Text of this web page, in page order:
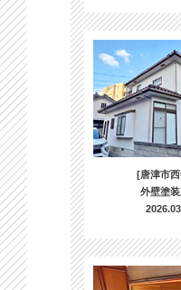
[唐津市
外壁塗